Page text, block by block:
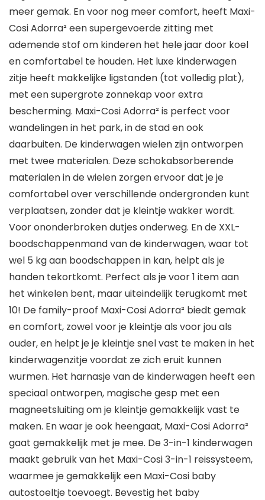
meer gemak. En voor nog meer comfort, heeft Maxi-
Cosi Adorra² een supergevoerde zitting met
ademende stof om kinderen het hele jaar door koel
en comfortabel te houden. Het luxe kinderwagen
zitje heeft makkelijke ligstanden (tot volledig plat),
met een supergrote zonnekap voor extra
bescherming. Maxi-Cosi Adorra² is perfect voor
wandelingen in het park, in de stad en ook
daarbuiten. De kinderwagen wielen zijn ontworpen
met twee materialen. Deze schokabsorberende
materialen in de wielen zorgen ervoor dat je je
comfortabel over verschillende ondergronden kunt
verplaatsen, zonder dat je kleintje wakker wordt.
Voor ononderbroken dutjes onderweg. En de XXL-
boodschappenmand van de kinderwagen, waar tot
wel 5 kg aan boodschappen in kan, helpt als je
handen tekortkomt. Perfect als je voor 1 item aan
het winkelen bent, maar uiteindelijk terugkomt met
10! De family-proof Maxi-Cosi Adorra² biedt gemak
en comfort, zowel voor je kleintje als voor jou als
ouder, en helpt je je kleintje snel vast te maken in het
kinderwagenzitje voordat ze zich eruit kunnen
wurmen. Het harnasje van de kinderwagen heeft een
speciaal ontworpen, magische gesp met een
magneetsluiting om je kleintje gemakkelijk vast te
maken. En waar je ook heengaat, Maxi-Cosi Adorra²
gaat gemakkelijk met je mee. De 3-in-1 kinderwagen
maakt gebruik van het Maxi-Cosi 3-in-1 reissysteem,
waarmee je gemakkelijk een Maxi-Cosi baby
autostoeltje toevoegt. Bevestig het baby